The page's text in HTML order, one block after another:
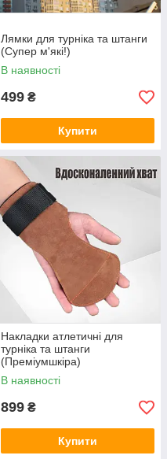
Лямки для турніка та штанги
(Супер м'які!)
В наявності
499 ₴
Купити
Накладки атлетичні для
турніка та штанги
(Преміумшкіра)
В наявності
899 ₴
Купити